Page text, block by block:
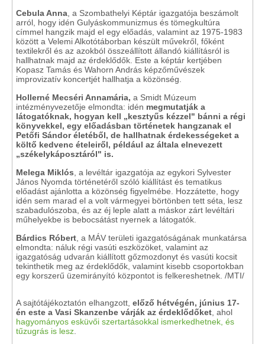
Cebula Anna , a Szombathelyi Képtár igazgatója beszámolt
arról, hogy idén Gulyáskommunizmus és tömegkultúra
címmel hangzik majd el egy előadás, valamint az 1975-1983
között a Velemi Alkotótáborban készült művekről, főként
textilekről és az azokból összeállított állandó kiállításról is
hallhatnak majd az érdeklődők. Este a képtár kertjében
Kopasz Tamás és Wahorn András képzőművészek
improvizatív koncertjét hallhatja a közönség.
Hollerné Mecséri Annamária, a Smidt Múzeum
intézményvezetője elmondta: idén megmutatják a
látogatóknak, hogyan kell „kesztyűs kézzel" bánni a régi
könyvekkel, egy előadásban történetek hangzanak el
Petőfi Sándor életéből, de hallhatnak érdekességeket a
költő kedvenc ételeiről, például az általa elnevezett
„székelykáposztáról" is.
Melega Miklós , a levéltár igazgatója az egykori Sylvester
János Nyomda történetéről szóló kiállítást és tematikus
előadást ajánlotta a közönség figyelmébe. Hozzátette, hogy
idén sem marad el a volt vármegyei börtönben tett séta, lesz
szabadulószoba, és az éj leple alatt a máskor zárt levéltári
műhelyekbe is bebocsátást nyernek a látogatók.
Bárdics Róbert , a MÁV területi igazgatóságának munkatársa
elmondta: náluk régi vasúti eszközöket, valamint az
igazgatóság udvarán kiállított gőzmozdonyt és vasúti kocsit
tekinthetik meg az érdeklődők, valamint kisebb csoportokban
egy korszerű üzemirányító központot is felkereshetnek. /MTI/
A sajtótájékoztatón elhangzott, előző hétvégén, június 17-
én este a Vasi Skanzenbe várják az érdeklődőket , ahol
hagyományos esküvői szertartásokkal ismerkedhetnek, és
tűzugrás is lesz